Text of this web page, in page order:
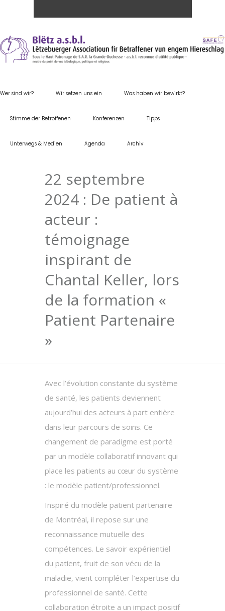
Wer sind wir? Wir setzen uns ein Was haben wir bewirkt?
Stimme der Betroffenen Konferenzen Tipps
Unterwegs & Medien Agenda Archiv
22 septembre
2024 : De patient à
acteur :
témoignage
inspirant de
Chantal Keller, lors
de la formation «
Patient Partenaire
»
Avec l’évolution constante du système
de santé, les patients deviennent
aujourd’hui des acteurs à part entière
dans leur parcours de soins. Ce
changement de paradigme est porté
par un modèle collaboratif innovant qui
place les patients au cœur du système
: le modèle patient/professionnel.
Inspiré du modèle patient partenaire
de Montréal, il repose sur une
reconnaissance mutuelle des
compétences. Le savoir expérientiel
du patient, fruit de son vécu de la
maladie, vient compléter l’expertise du
professionnel de santé. Cette
collaboration étroite a un impact positif